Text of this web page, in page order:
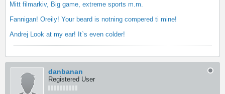
Mitt filmarkiv, Big game, extreme sports m.m.
Fannigan! Oreily! Your beard is notning compered ti mine!
Andrej Look at my ear! It`s even colder!
danbanan
Registered User